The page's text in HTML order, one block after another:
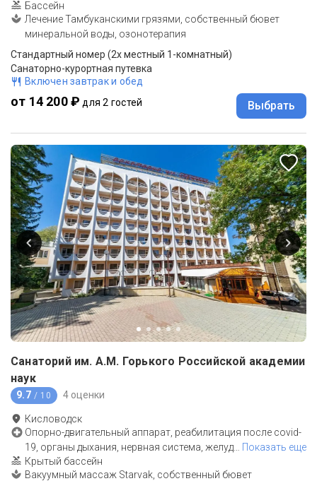
Бассейн
Лечение Тамбуканскими грязями, собственный бювет
минеральной воды, озонотерапия
Стандартный номер (2х местный 1-комнатный)
Санаторно-курортная путевка
Включен завтрак и обед
от 14 200 ₽ для 2 гостей Выбрать
Санаторий им. А.М. Горького Российской академии
наук
9.7 / 10 4 оценки
Кисловодск
Опорно-двигательный аппарат, реабилитация после covid-
19, органы дыхания, нервная система, желуд
Показать еще
Крытый бассейн
Вакуумный массаж Starvak, собственный бювет